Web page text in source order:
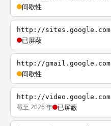
间歇性
http://sites.google.com
已屏蔽
http://gmail.google.com
间歇性
http://video.google.com
截至 2026 年 已屏蔽